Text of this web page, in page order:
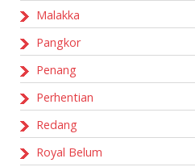
Malakka
Pangkor
Penang
Perhentian
Redang
Royal Belum